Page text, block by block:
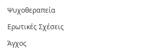
Ψυχοθεραπεία
Ερωτικές Σχέσεις
Άγχος